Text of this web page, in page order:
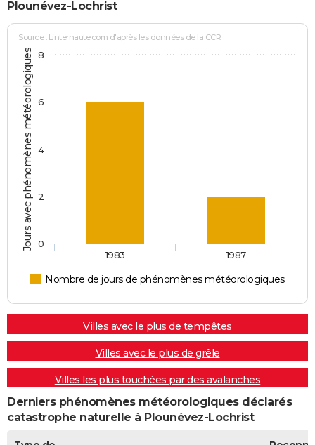
Plounévez-Lochrist
Jours avec phénomènes météorologiques
Source : Linternaute.com d'après les données de la CCR
Nombre de jours de phénomènes météorologiques
1983 1987
0
2
4
6
8
Villes avec le plus de tempêtes
Villes avec le plus de grêle
Villes les plus touchées par des avalanches
Derniers phénomènes météorologiques déclarés
catastrophe naturelle à Plounévez-Lochrist